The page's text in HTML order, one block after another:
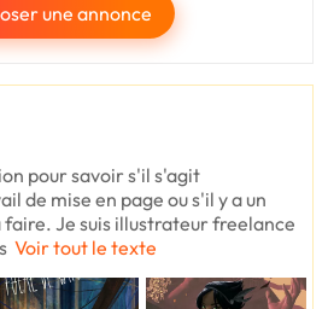
une annonce
pour savoir s'il s'agit
de mise en page ou s'il y a un
Je suis illustrateur freelance
Voir tout le texte